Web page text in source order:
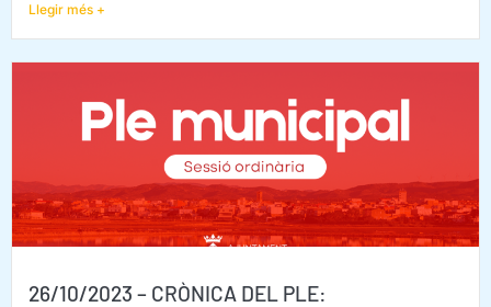
Llegir més +
26/10/2023 – CRÒNICA DEL PLE: